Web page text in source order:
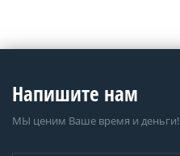
Напишите нам
МЫ ценим Ваше время и деньги!